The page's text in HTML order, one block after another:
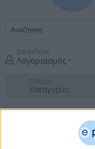
Συνδεθείτε
Λογαριασμός
Όλες οι
Κατηγορίες
Φωτογραφικά